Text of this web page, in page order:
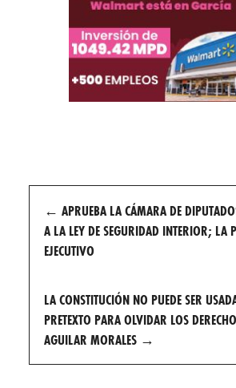
Post
navigation
← APRUEBA LA CÁMARA DE
A LA LEY DE SEGURIDAD INTERIOR; LA
EJECUTIVO
LA CONSTITUCIÓN NO PUEDE SER
PRETEXTO PARA OLVIDAR LOS
AGUILAR MORALES →